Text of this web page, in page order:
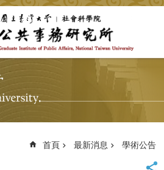
首頁 最新消息 學術公告